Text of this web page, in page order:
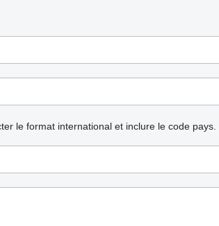
le format international et inclure le code pays.